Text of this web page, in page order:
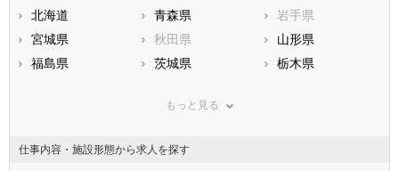
北海道 青森県
岩手県
宮城県
秋田県
山形県
福島県
茨城県
栃木県
神奈川県
石川県
福井県
もっと見る
仕事内容・施設形態から求人を探す